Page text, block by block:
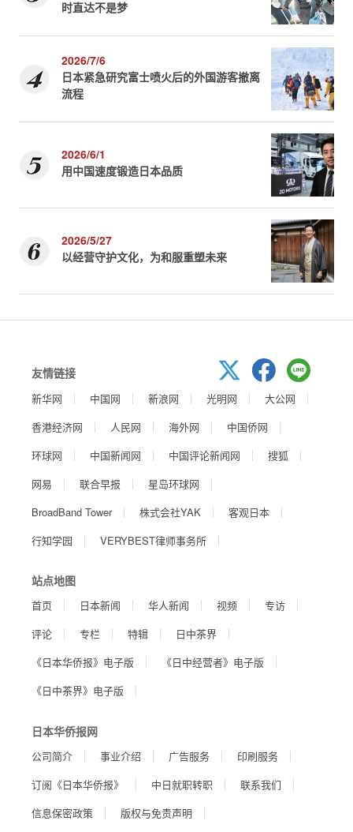
时直达不是梦
2026/7/6
日本紧急研究富士喷火后的外国游客撤离
流程
2026/6/1
用中国速度锻造日本品质
2026/5/27
以经营守护文化，为和服重塑未来
友情链接
新华网 中国网 新浪网 光明网
大公网
香港经济网
人民网 海外网
中国侨网
环球网
中国新闻网 中国评论新闻网
搜狐
网易
联合早报
星岛环球网
BroadBand Tower
株式会社YAK
客观日本
行知学园
VERYBEST律师事务所
站点地图
首页 日本新闻 华人新闻 视频
专访
评论
专栏 特辑
日中茶界
《日本华侨报》电子版
《日中经营者》电子版
《日中茶界》电子版
日本华侨报网
公司简介 事业介绍 广告服务
印刷服务
订阅《日本华侨报》
中日就职转职
联系我们
信息保密政策
版权与免责声明